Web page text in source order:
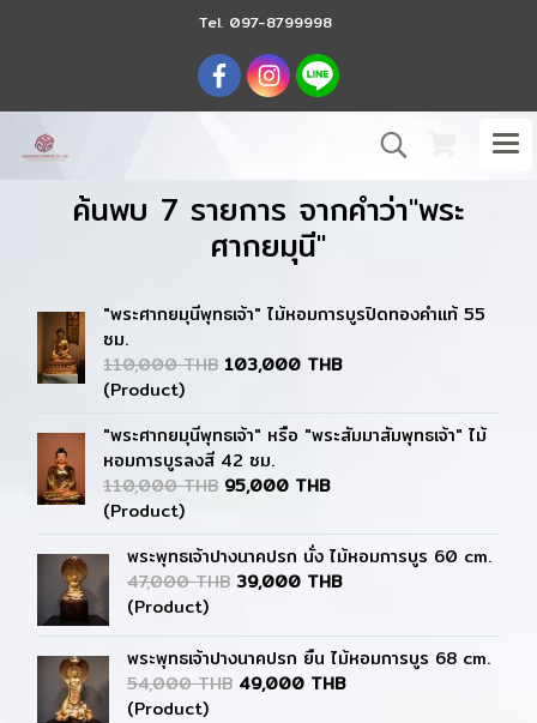
Tel. 097-8799998
ค้นพบ 7 รายการ จากคำว่า"พระ
ศากยมุนี"
"พระศากยมุนีพุทธเจ้า" ไม้หอมการบูรปิดทองคำแท้ 55
ซม.
110,000 THB 103,000 THB
(Product)
"พระศากยมุนีพุทธเจ้า" หรือ "พระสัมมาสัมพุทธเจ้า" ไม้
หอมการบูรลงสี 42 ซม.
110,000 THB 95,000 THB
(Product)
พระพุทธเจ้าปางนาคปรก นั่ง ไม้หอมการบูร 60 cm.
47,000 THB 39,000 THB
(Product)
พระพุทธเจ้าปางนาคปรก ยืน ไม้หอมการบูร 68 cm.
54,000 THB 49,000 THB
(Product)